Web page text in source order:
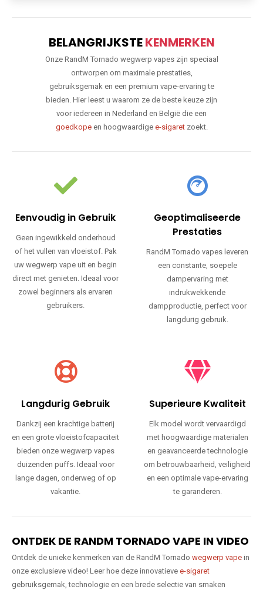
BELANGRIJKSTEKENMERKEN
Onze RandM Tornado wegwerp vapes zijn speciaal
ontworpen om maximale prestaties,
gebruiksgemak en een premium vape-ervaring te
bieden. Hier leest u waarom ze de beste keuze zijn
voor iedereen in Nederland en België die een
goedkopeen hoogwaardige e-sigaretzoekt.
Eenvoudig in Gebruik
Geen ingewikkeld onderhoud
of het vullen van vloeistof. Pak
uw wegwerp vape uit en begin
direct met genieten. Ideaal voor
zowel beginners als ervaren
gebruikers.
Geoptimaliseerde
Prestaties
RandM Tornado vapes leveren
een constante, soepele
dampervaring met
indrukwekkende
dampproductie, perfect voor
langdurig gebruik.
Langdurig Gebruik
Dankzij een krachtige batterij
en een grote vloeistofcapaciteit
bieden onze wegwerp vapes
duizenden puffs. Ideaal voor
lange dagen, onderweg of op
vakantie.
Superieure Kwaliteit
Elk model wordt vervaardigd
met hoogwaardige materialen
en geavanceerde technologie
om betrouwbaarheid, veiligheid
en een optimale vape-ervaring
te garanderen.
ONTDEK DE RANDM TORNADO VAPE IN VIDEO
Ontdek de unieke kenmerken van de RandM Tornado wegwerp vape in
onze exclusieve video! Leer hoe deze innovatieve e-sigaret
gebruiksgemak, technologie en een brede selectie van smaken